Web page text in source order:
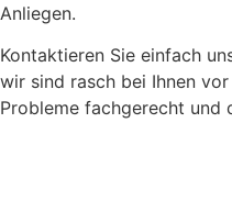
Anliegen.
Kontaktieren Sie einfach
wir sind rasch bei Ihnen
Probleme fachgerecht und